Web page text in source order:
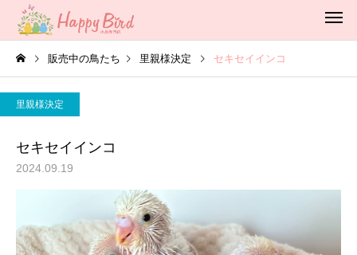
販売中の鳥たち 里親様決定 セキセイインコ
里親様決定
セキセイインコ
2024.09.19